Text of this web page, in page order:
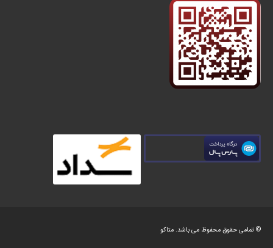
© تمامی حقوق محفوظ می باشد. متاکو